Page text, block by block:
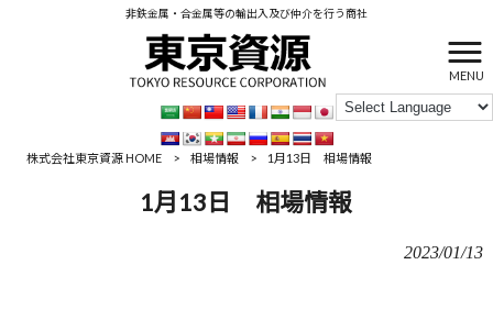
非鉄金属・合金属等の輸出入及び仲介を行う商社
MENU
株式会社東京資源 HOME > 相場情報 > 1月13日 相場情報
1月13日 相場情報
2023/01/13